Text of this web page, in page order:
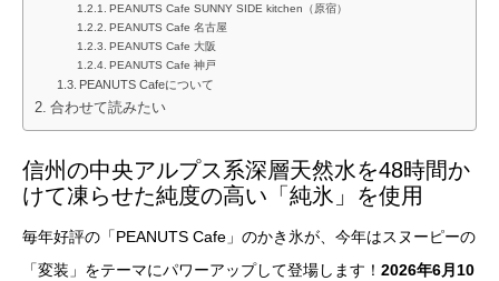
PEANUTS Cafe SUNNY SIDE kitchen（原宿）
PEANUTS Cafe 名古屋
PEANUTS Cafe 大阪
PEANUTS Cafe 神戸
PEANUTS Cafeについて
合わせて読みたい
信州の中央アルプス系深層天然水を48時間か
けて凍らせた純度の高い「純氷」を使用
毎年好評の「PEANUTS Cafe」のかき氷が、今年はスヌーピーの
「変装」をテーマにパワーアップして登場します！ 2026年6月10